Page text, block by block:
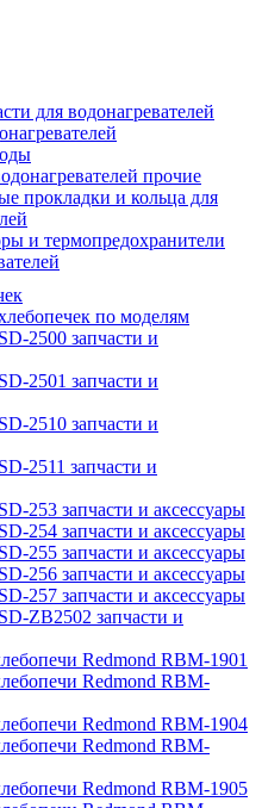
для водонагревателей
прочие
прокладки и кольца для
и термопредохранители
по моделям
2500 запчасти и
2501 запчасти и
2510 запчасти и
2511 запчасти и
253 запчасти и аксессуары
254 запчасти и аксессуары
255 запчасти и аксессуары
256 запчасти и аксессуары
257 запчасти и аксессуары
ZB2502 запчасти и
Redmond RBM-1901
Redmond RBM-
Redmond RBM-1904
Redmond RBM-
Redmond RBM-1905